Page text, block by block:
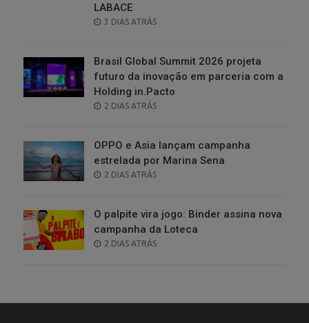
LABACE
POSTED
3 DIAS ATRÁS
Brasil Global Summit 2026 projeta
futuro da inovação em parceria com a
Holding in.Pacto
POSTED
2 DIAS ATRÁS
OPPO e Asia lançam campanha
estrelada por Marina Sena
POSTED
2 DIAS ATRÁS
O palpite vira jogo: Binder assina nova
campanha da Loteca
POSTED
2 DIAS ATRÁS